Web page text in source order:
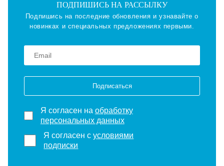
ПОДПИШИСЬ НА РАССЫЛКУ
Подпишись на последние обновления и узнавайте о
новинках и специальных предложениях первыми.
Подписаться
Я согласен на обработку
персональных данных
Я согласен сусловиями
подписки